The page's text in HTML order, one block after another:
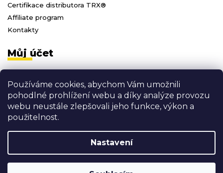
Používáme cookies, abychom Vám umožnili
pohodlné prohlížení webu a díky analýze provozu
webu neustále zlepšovali jeho funkce, výkon a
použitelnost.
Nastavení
Certifikace distributora TRX®
Affiliate program
Kontakty
Můj účet
Registrace
Moje objednávky
Odhlásit se
Vytvořil Shoptet
Copyright 20263D FITNESS. Všechna práva vyhrazena.